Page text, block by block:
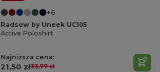
+6
Radsow by Uneek UC105
Active Poloshirt
Najniższa cena:
21,50 zł33,77 zł